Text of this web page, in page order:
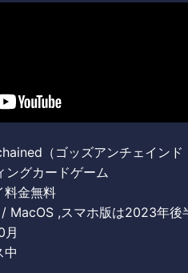
（ゴッズアンチェインド
グカードゲーム
金無料
,スマホ版は2023年後
月
中